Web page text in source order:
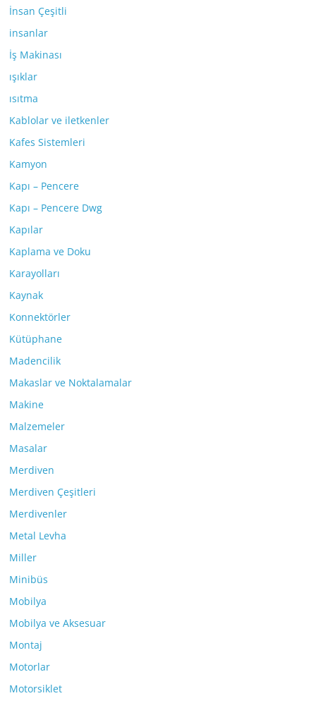
İnsan Çeşitli
insanlar
İş Makinası
ışıklar
ısıtma
Kablolar ve iletkenler
Kafes Sistemleri
Kamyon
Kapı – Pencere
Kapı – Pencere Dwg
Kapılar
Kaplama ve Doku
Karayolları
Kaynak
Konnektörler
Kütüphane
Madencilik
Makaslar ve Noktalamalar
Makine
Malzemeler
Masalar
Merdiven
Merdiven Çeşitleri
Merdivenler
Metal Levha
Miller
Minibüs
Mobilya
Mobilya ve Aksesuar
Montaj
Motorlar
Motorsiklet